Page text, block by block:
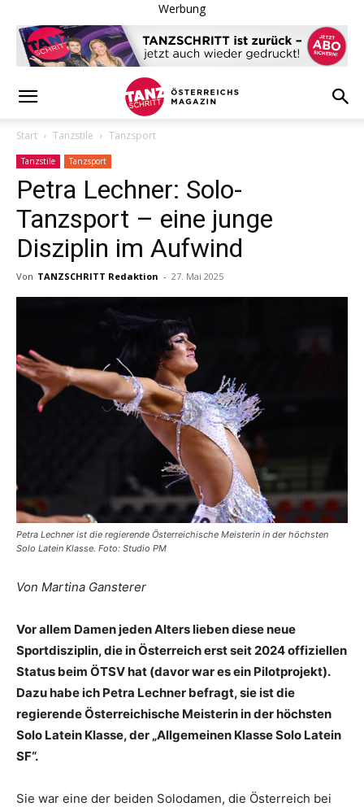
Werbung
Start Tanzstile Tanzsport
Tanzstile Tanzsport
Petra Lechner: Solo-
Tanzsport – eine junge
Disziplin im Aufwind
Von TANZSCHRITT Redaktion - 27. Mai 2025
Petra Lechner ist die regierende Österreichische Meisterin in der höchsten
Solo Latein Klasse. Foto: Studio PM
Von Martina Gansterer
Vor allem Damen jeden Alters lieben diese neue
Sportdisziplin, die in Österreich erst seit 2024 offiziellen
Status beim ÖTSV hat (davor war es ein Pilotprojekt).
Dazu habe ich Petra Lechner befragt, sie ist die
regierende Österreichische Meisterin in der höchsten
Solo Latein Klasse, der „Allgemeinen Klasse Solo Latein
SF“.
Sie war eine der beiden Solodamen, die Österreich bei